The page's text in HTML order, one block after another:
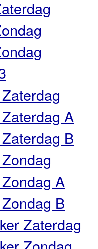
A
B
A
B
Zaterdag